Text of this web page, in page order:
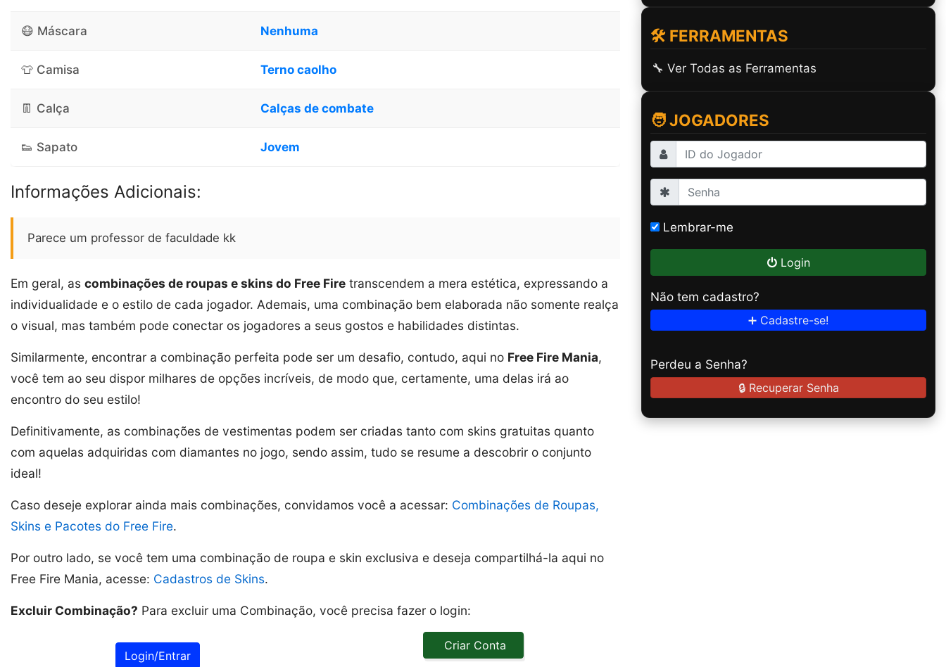
😷 Máscara Nenhuma
👕 Camisa Terno caolho
👖 Calça Calças de combate
👟 Sapato Jovem
Informações Adicionais:
Parece um professor de faculdade kk
Em geral, as combinações de roupas e skins do Free Fire transcendem a mera estética, expressando a
individualidade e o estilo de cada jogador. Ademais, uma combinação bem elaborada não somente realça
o visual, mas também pode conectar os jogadores a seus gostos e habilidades distintas.
Similarmente, encontrar a combinação perfeita pode ser um desafio, contudo, aqui no Free Fire Mania,
você tem ao seu dispor milhares de opções incríveis, de modo que, certamente, uma delas irá ao
encontro do seu estilo!
Definitivamente, as combinações de vestimentas podem ser criadas tanto com skins gratuitas quanto
com aquelas adquiridas com diamantes no jogo, sendo assim, tudo se resume a descobrir o conjunto
ideal!
Caso deseje explorar ainda mais combinações, convidamos você a acessar: Combinações de Roupas,
Skins e Pacotes do Free Fire.
Por outro lado, se você tem uma combinação de roupa e skin exclusiva e deseja compartilhá-la aqui no
Free Fire Mania, acesse: Cadastros de Skins.
Excluir Combinação? Para excluir uma Combinação, você precisa fazer o login:
Login/Entrar
Criar Conta
🛠️ FERRAMENTAS
🔧 Ver Todas as Ferramentas
🧑 JOGADORES
Lembrar-me
Login
Não tem cadastro?
➕ Cadastre-se!
Perdeu a Senha?
🔒 Recuperar Senha